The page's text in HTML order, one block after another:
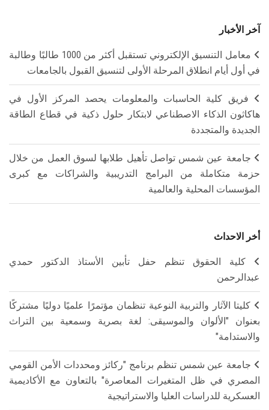
آخر الأخبار
معامل التنسيق الإلكتروني تستقبل أكثر من 1000 طالبًا وطالبة
في أول أيام انطلاق المرحلة الأولى لتنسيق القبول بالجامعات
فريق كلية الحاسبات والمعلومات يحصد المركز الأول في
هاكاثون الذكاء الاصطناعي لابتكار حلول ذكية في قطاع الطاقة
الجديدة والمتجددة
جامعة عين شمس تواصل تأهيل طلابها لسوق العمل من خلال
حزمة متكاملة من البرامج التدريبية والشراكات مع كبرى
المؤسسات المحلية والعالمية
أخر الاحداث
كلية الحقوق تنظم حفل تأبين الأستاذ الدكتور حمدي
عبدالرحمن
كليتا الآثار والتربية النوعية تنظمان مؤتمرًا علميًا دوليًا مشتركًا
بعنوان "الألوان والموسيقى: لغة بصرية وسمعية بين التراث
والاستدامة"
جامعة عين شمس تنظم برنامج "ركائز ومحددات الأمن القومي
المصري في ظل المتغيرات المعاصرة" بالتعاون مع الأكاديمية
العسكرية للدراسات العليا والاستراتيجية